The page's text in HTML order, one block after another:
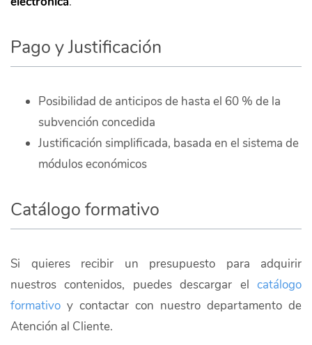
Pago y Justificación
Posibilidad de anticipos de hasta el 60 % de la
subvención concedida
Justificación simplificada, basada en el sistema de
módulos económicos
Catálogo formativo
Si quieres recibir un presupuesto para adquirir
nuestros contenidos, puedes descargar el catálogo
formativo y contactar con nuestro departamento de
Atención al Cliente.